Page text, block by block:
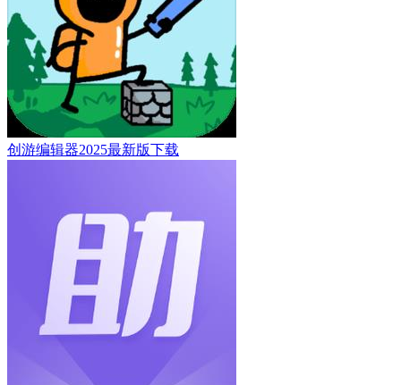
创游编辑器2025最新版下载